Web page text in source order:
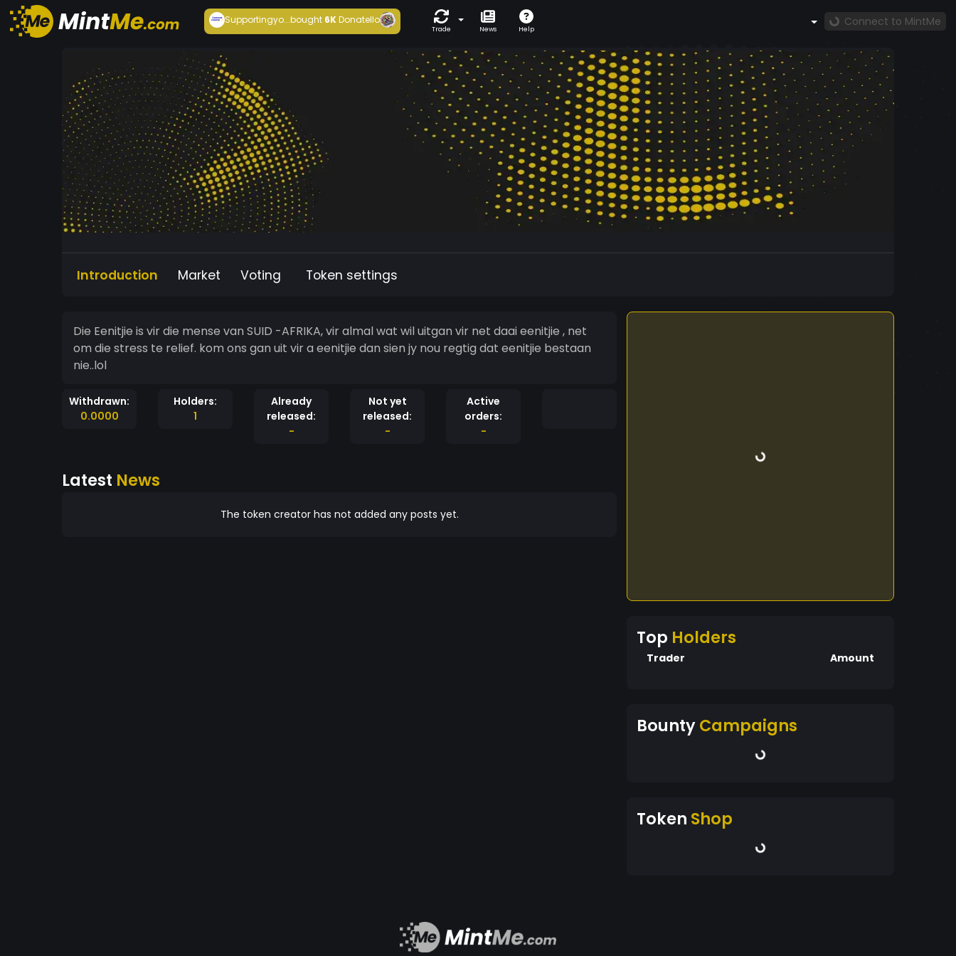
Supportingyo...bought6KDonatello
Trade News Help
Connect to MintMe
Introduction Market Voting Token settings
Die Eenitjie is vir die mense van SUID -AFRIKA, vir almal wat wil uitgan vir net daai eenitjie , net
om die stress te relief. kom ons gan uit vir a eenitjie dan sien jy nou regtig dat eenitjie bestaan
nie..lol
Withdrawn:
0.0000
Holders:
1
Already
released:
-
Not yet
released:
-
Active
orders:
-
Latest News
The token creator has not added any posts yet.
Top Holders
Trader Amount
BountyCampaigns
Token Shop